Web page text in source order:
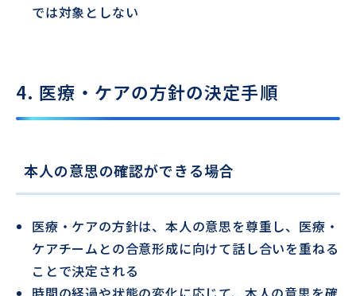
では対象としない
4. 医療・ケアの方針の決定手順
本人の意思の確認ができる場合
医療・ケアの方針は、本人の意思を尊重し、医療・
ケアチームとの合意形成に向けて話し合いを重ねる
ことで決定される